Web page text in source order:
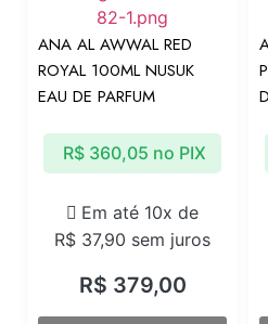
ANA AL AWWAL RED
ROYAL 100ML NUSUK
EAU DE PARFUM
R$ 379,00
Em até 10x de
R$ 37,90 sem juros
R$ 360,05 no PIX